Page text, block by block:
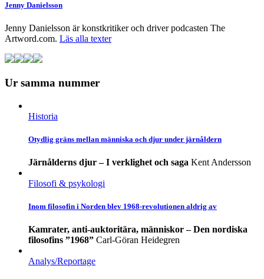
Jenny Danielsson
Jenny Danielsson är konstkritiker och driver podcasten The
Artword.com. Läs alla texter
Ur samma nummer
Historia
Otydlig gräns mellan människa och djur under järnåldern
Järnålderns djur – I verklighet och saga Kent Andersson
Filosofi & psykologi
Inom filosofin i Norden blev 1968-revolutionen aldrig av
Kamrater, anti-auktoritära, människor – Den nordiska
filosofins ”1968” Carl-Göran Heidegren
Analys/Reportage